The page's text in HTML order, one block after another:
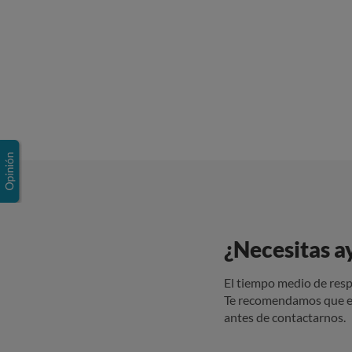
¿Necesitas
El tiempo medio de
Te recomendamos que
antes de contactarnos.